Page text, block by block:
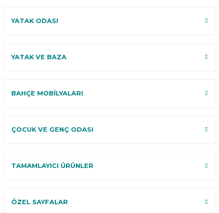
YATAK ODASI
YATAK VE BAZA
BAHÇE MOBİLYALARI
ÇOCUK VE GENÇ ODASI
TAMAMLAYICI ÜRÜNLER
ÖZEL SAYFALAR